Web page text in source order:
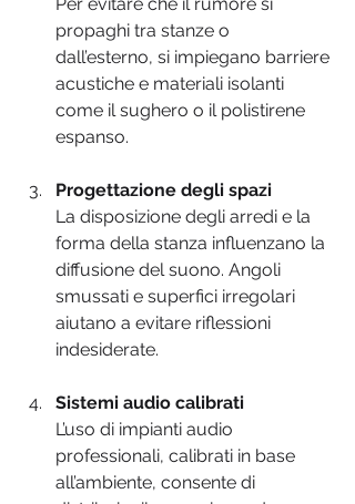
propaghi tra stanze o
dall’esterno, si impiegano barriere
acustiche e materiali isolanti
come il sughero o il polistirene
espanso.
Progettazione degli spazi
La disposizione degli arredi e la
forma della stanza influenzano la
diffusione del suono. Angoli
smussati e superfici irregolari
aiutano a evitare riflessioni
indesiderate.
Sistemi audio calibrati
L’uso di impianti audio
professionali, calibrati in base
all’ambiente, consente di